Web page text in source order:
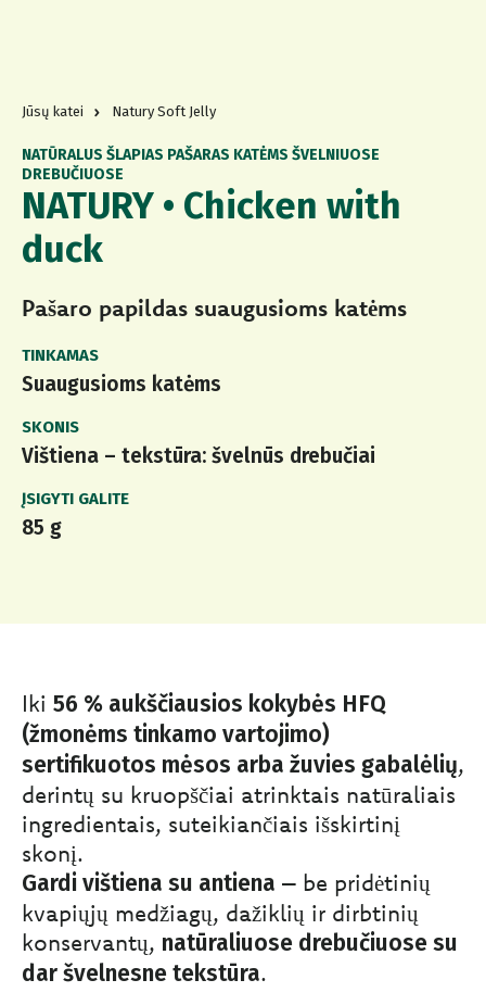
Jūsų katei Natury Soft Jelly
NATURY • Chicken with
duck
NATŪRALUS ŠLAPIAS PAŠARAS KATĖMS ŠVELNIUOSE
DREBUČIUOSE
Pašaro papildas suaugusioms katėms
TINKAMAS
Suaugusioms katėms
SKONIS
Vištiena – tekstūra: švelnūs drebučiai
ĮSIGYTI GALITE
85 g
Iki 56 % aukščiausios kokybės HFQ
(žmonėms tinkamo vartojimo)
sertifikuotos mėsos arba žuvies gabalėlių,
derintų su kruopščiai atrinktais natūraliais
ingredientais, suteikiančiais išskirtinį
skonį.
Gardi vištiena su antiena – be pridėtinių
kvapiųjų medžiagų, dažiklių ir dirbtinių
konservantų, natūraliuose drebučiuose su
dar švelnesne tekstūra.